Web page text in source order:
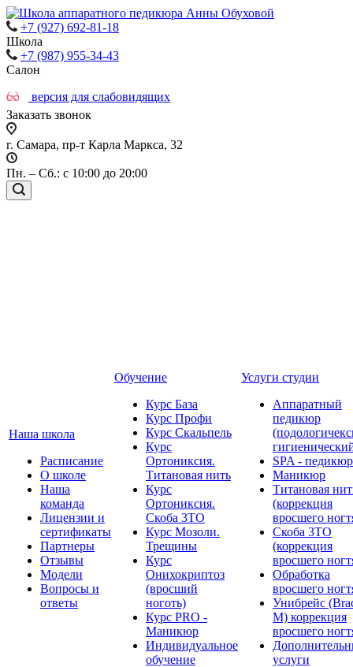
+7 (927) 692-81-18
Школа
+7 (987) 955-34-43
Салон
версия для слабовидящих
Заказать звонок
г. Самара, пр-т Карла Маркса, 32
Пн. – Сб.: с 10:00 до 20:00
Наша школа
Расписание
О школе
Наша
команда
Лицензии и
сертификаты
Партнеры
Отзывы
Модели
Вопросы и
ответы
Обучение
Курс База
Курс Профи
Курс Скальпель
Курс
Ортониксия.
Титановая нить
Курс
Ортониксия.
Скоба 3ТО
Курс Мозоли.
Трещины
Курс
Онихокриптоз
(вросший
ноготь)
Курс PRO -
Маникюр
Индивидуальное
обучение
Услуги студии
Аппаратный
педикюр
SPA - педикюр
Маникюр
Титановая
(коррекция
вросшего
Скоба 3ТО
(коррекция
вросшего
Обработка
вросшего
Унибрейс
M) коррекция
вросшего
услуги